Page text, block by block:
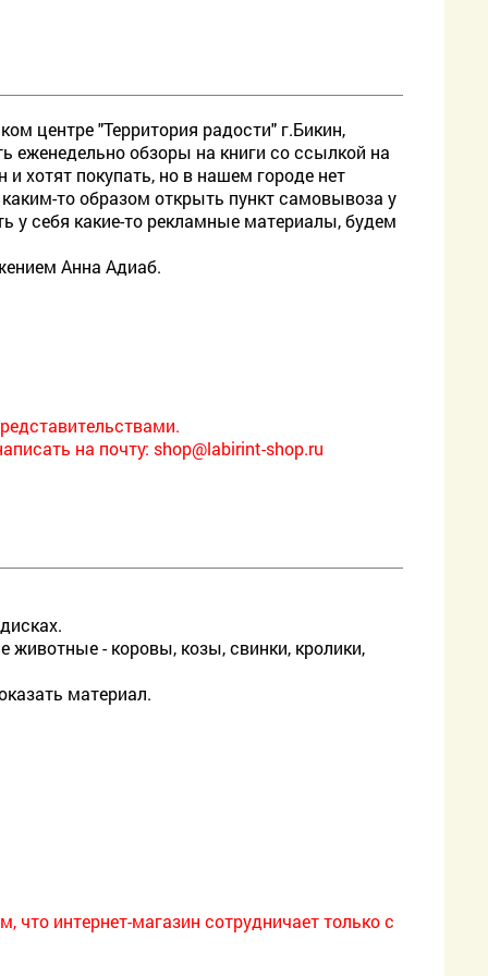
центре "Территория радости" г.Бикин,
еженедельно обзоры на книги со ссылкой на
хотят покупать, но в нашем городе нет
то образом открыть пункт самовывоза у
у себя какие-то рекламные материалы, будем
Анна Адиаб.
на почту: shop@labirint-shop.ru
животные - коровы, козы, свинки, кролики,
материал.
что интернет-магазин сотрудничает только с